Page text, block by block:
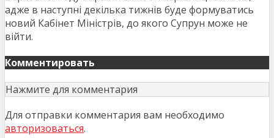
адже в наступні декілька тижнів буде формуватись
новий Кабінет Міністрів, до якого Супрун може не
війти.
Комментировать
Нажмите для комментария
Для отправки комментария вам необходимо
авторизоваться.